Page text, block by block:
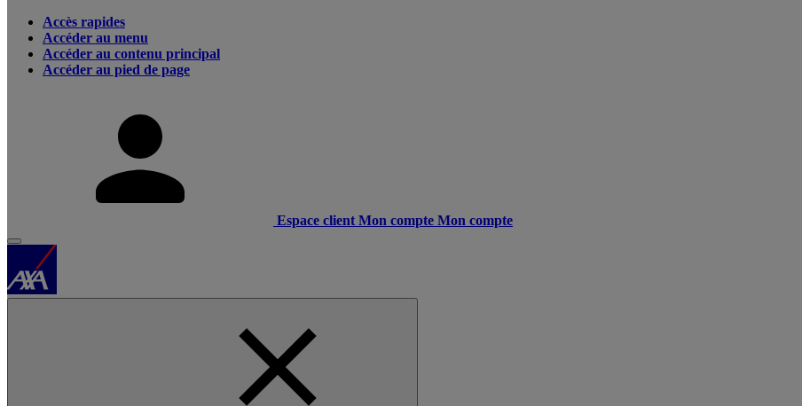
Accès rapides
Accéder au menu
Accéder au contenu principal
Accéder au pied de page
Espace client Mon compte Mon compte